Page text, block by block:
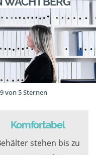
von 5 Sternen
Komfortabel
stehen bis zu